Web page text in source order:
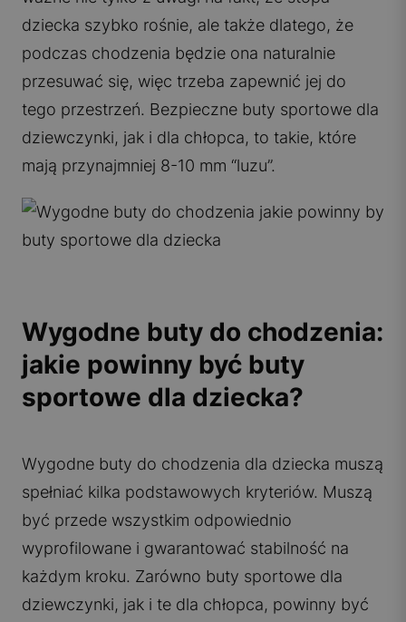
dziecka szybko rośnie, ale także dlatego, że
podczas chodzenia będzie ona naturalnie
przesuwać się, więc trzeba zapewnić jej do
tego przestrzeń. Bezpieczne buty sportowe dla
dziewczynki, jak i dla chłopca, to takie, które
mają przynajmniej 8-10 mm “luzu”.
Wygodne buty do chodzenia:
jakie powinny być buty
sportowe dla dziecka?
Wygodne buty do chodzenia dla dziecka muszą
spełniać kilka podstawowych kryteriów. Muszą
być przede wszystkim odpowiednio
wyprofilowane i gwarantować stabilność na
każdym kroku. Zarówno buty sportowe dla
dziewczynki, jak i te dla chłopca, powinny być